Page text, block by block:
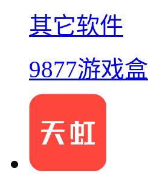
其它软件
9877游戏盒